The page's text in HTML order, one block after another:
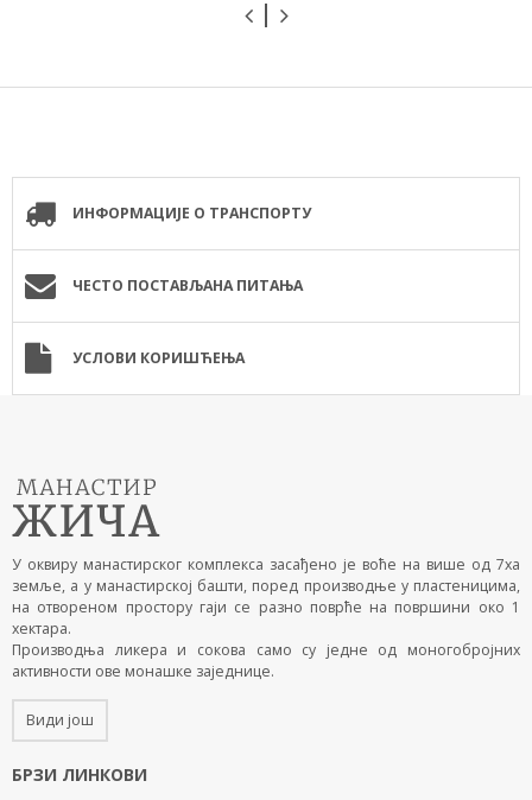
ИНФОРМАЦИЈЕ О ТРАНСПОРТУ
ЧЕСТО ПОСТАВЉАНА ПИТАЊА
УСЛОВИ КОРИШЋЕЊА
У оквиру манастирског комплекса засађено је воће на више од 7ха
земље, а у манастирској башти, поред производње у пластеницима,
на отвореном простору гаји се разно поврће на површини око 1
хектара.
Производња ликера и сокова само су једне од моногобројних
активности ове монашке заједнице.
Види још
БРЗИ ЛИНКОВИ